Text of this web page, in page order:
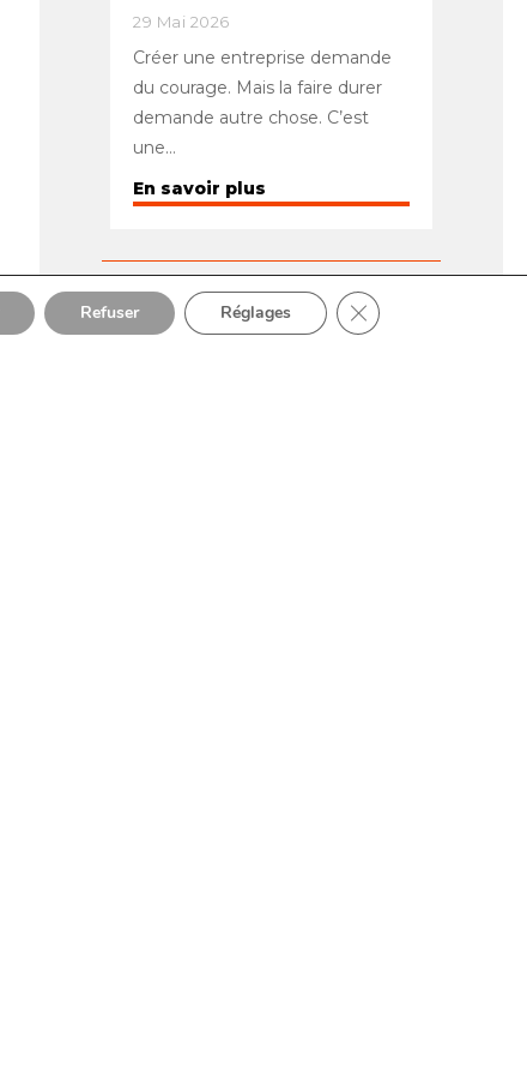
29 Mai 2026
Créer une entreprise demande
du courage. Mais la faire durer
demande autre chose. C’est
une…
En savoir plus
CATÉGORIES
Refuser Réglages Fermer la bannière